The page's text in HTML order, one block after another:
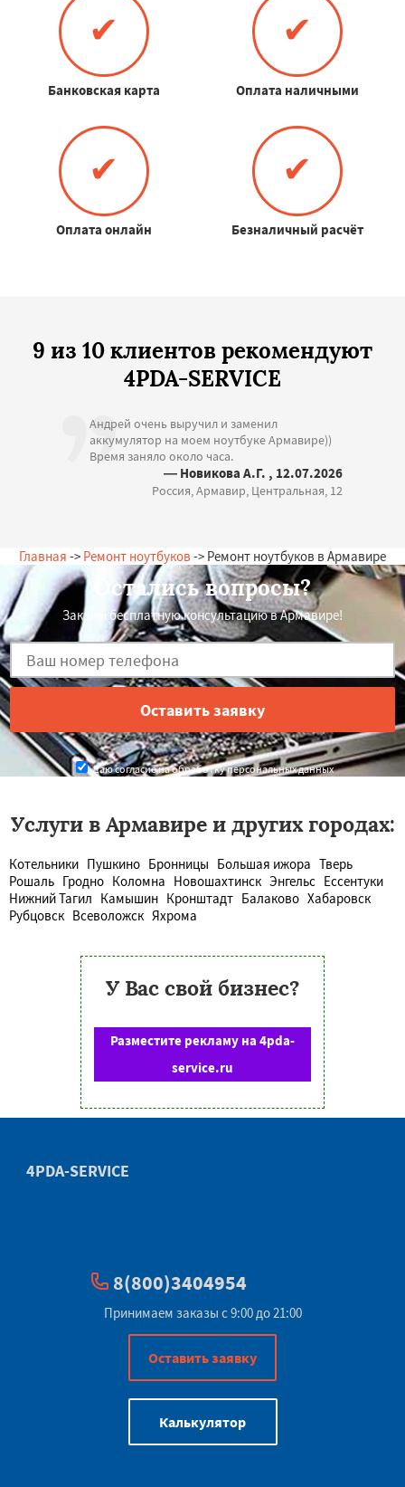
✔
Банковская карта
✔
Оплата наличными
✔
Оплата онлайн
✔
Безналичный расчёт
9 из 10 клиентов рекомендуют
4PDA-SERVICE
Андрей очень выручил и заменил
аккумулятор на моем ноутбуке Армавире))
Время заняло около часа.
— Новикова А.Г. , 12.07.2026
Россия, Армавир, Центральная, 12
Главная -> Ремонт ноутбуков -> Ремонт ноутбуков в Армавире
Остались вопросы?
Закажи бесплатную консультацию в Армавире!
Даю согласие на обработку персональных данных
Услуги в Армавире и других городах:
Котельники Пушкино Бронницы Большая ижора Тверь
Рошаль Гродно Коломна Новошахтинск Энгельс Ессентуки
Нижний Тагил Камышин Кронштадт Балаково Хабаровск
Рубцовск Всеволожск Яхрома
У Вас свой бизнес?
Разместите рекламу на 4pda-
service.ru
4PDA-SERVICE
8(800)3404954
Принимаем заказы с 9:00 до 21:00
Оставить заявку
Калькулятор